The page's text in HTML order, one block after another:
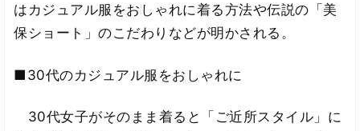
はカジュアル服をおしゃれに着る方法や伝説の「美
保ショート」のこだわりなどが明かされる。
■30代のカジュアル服をおしゃれに
30代女子がそのまま着ると「ご近所スタイル」に